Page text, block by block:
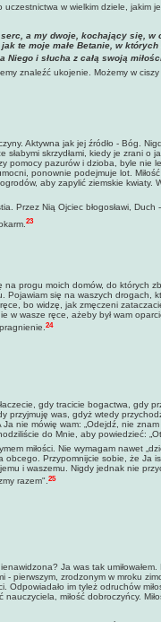
w wielkim dziele, jakim
a my dwoje, kochający się,
te moje małe Betanie, w
i słucha z całą swoją
znaleźć ukojenie. Możemy w
Aktywna jak jej źródło - Bóg.
skrzydłami, kiedy je zrani o
pomocy pazurów i dzioba, byle nie
ponownie podejmuje lot.
aby zapylić ziemskie kwiaty.
Przez Nią Ojciec błogosławi, Duch
23
moich domów, do których
się na waszych drogach,
bo widzę, jak zmęczeni
w wasze ręce, ażeby był wam
24
gdy tracicie bogactwa, gdy
przyjmuję was, gdyż wtedy
nie mówię wam: „Odejdź, nie
do Mnie, aby powiedzieć:
miłości. Nie wymagam nawet
obcego. Przypomnijcie sobie, że Ja
i waszemu. Nigdy jednak nie
razem".25
Ja was tak umiłowałem.
- pierwszym, zrodzonym w mroku
im tyleż odruchów
miłość dobroczyńcy.